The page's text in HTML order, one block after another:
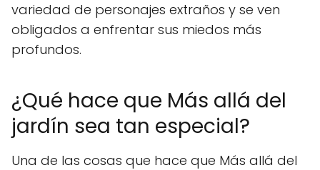
variedad de personajes extraños y se ven
obligados a enfrentar sus miedos más
profundos.
¿Qué hace que Más allá del
jardín sea tan especial?
Una de las cosas que hace que Más allá del